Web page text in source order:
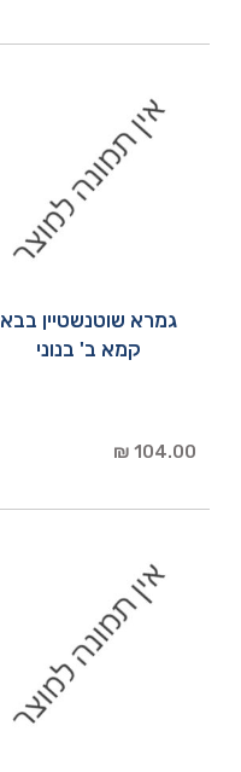
גמרא שוטנשטיין בבא
קמא ב' בנוני
104.00 ₪